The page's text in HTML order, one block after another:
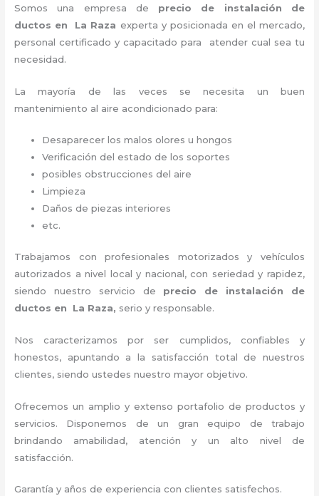
Somos una empresa de precio de instalación de
ductos en La Raza experta y posicionada en el mercado,
personal certificado y capacitado para atender cual sea tu
necesidad.
La mayoría de las veces se necesita un buen
mantenimiento al aire acondicionado para:
Desaparecer los malos olores u hongos
Verificación del estado de los soportes
posibles obstrucciones del aire
Limpieza
Daños de piezas interiores
etc.
Trabajamos con profesionales motorizados y vehículos
autorizados a nivel local y nacional, con seriedad y rapidez,
siendo nuestro servicio de precio de instalación de
ductos en La Raza, serio y responsable.
Nos caracterizamos por ser cumplidos, confiables y
honestos, apuntando a la satisfacción total de nuestros
clientes, siendo ustedes nuestro mayor objetivo.
Ofrecemos un amplio y extenso portafolio de productos y
servicios. Disponemos de un gran equipo de trabajo
brindando amabilidad, atención y un alto nivel de
satisfacción.
Garantía y años de experiencia con clientes satisfechos.